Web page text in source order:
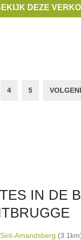
,FOUR ROSES
DEZE
4 5
IN DE
Sint-Amandsberg